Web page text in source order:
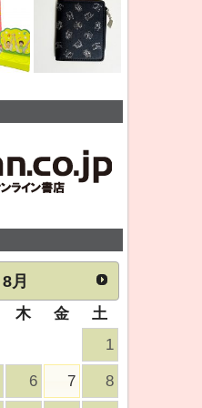
8月
木 金
土
1
6 7 8